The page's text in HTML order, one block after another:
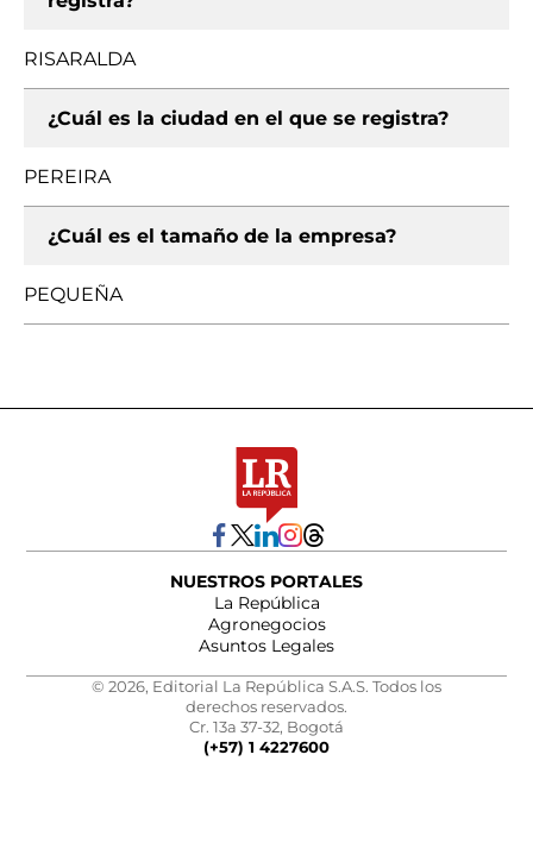
RISARALDA
¿Cuál es la ciudad en el que se registra?
PEREIRA
¿Cuál es el tamaño de la empresa?
PEQUEÑA
NUESTROS PORTALES
La República
Agronegocios
Asuntos Legales
© 2026, Editorial La República S.A.S. Todos los
derechos reservados.
Cr. 13a 37-32, Bogotá
(+57) 1 4227600